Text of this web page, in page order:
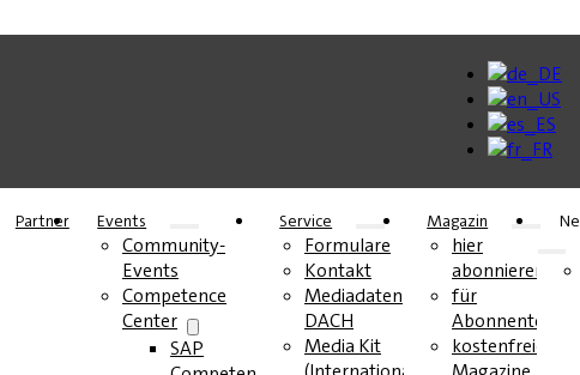
Partner Events
Community-
Events
Competence
Center
SAP
Service
Formulare
Kontakt
Mediadaten
DACH
Media Kit
Magazin
hier
abonnieren
für
Abonnenten
kostenfreie